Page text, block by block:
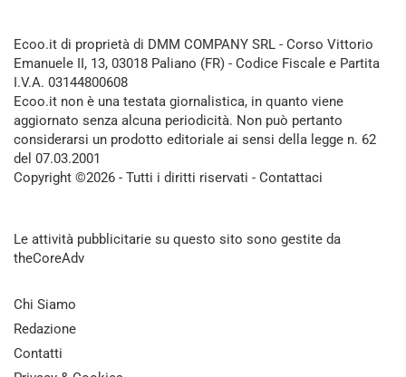
Ecoo.it di proprietà di DMM COMPANY SRL - Corso Vittorio
Emanuele II, 13, 03018 Paliano (FR) - Codice Fiscale e Partita
I.V.A. 03144800608
Ecoo.it non è una testata giornalistica, in quanto viene
aggiornato senza alcuna periodicità. Non può pertanto
considerarsi un prodotto editoriale ai sensi della legge n. 62
del 07.03.2001
Copyright ©2026 - Tutti i diritti riservati - Contattaci
Le attività pubblicitarie su questo sito sono gestite da
theCoreAdv
Chi Siamo
Redazione
Contatti